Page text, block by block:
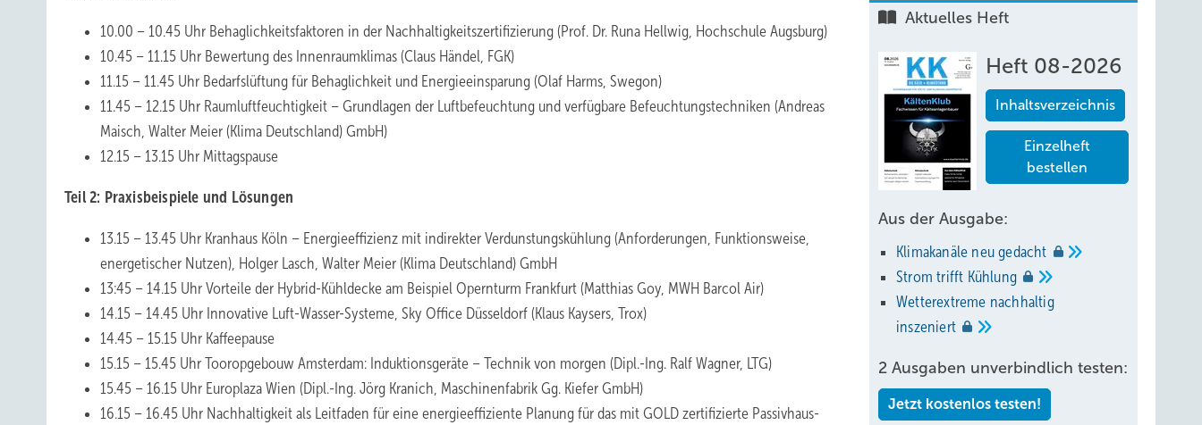
10.00 – 10.45 Uhr Behaglichkeitsfaktoren in der Nachhaltigkeitszertifizierung (Prof. Dr. Runa Hellwig, Hochschule Augsburg)
10.45 – 11.15 Uhr Bewertung des Innenraumklimas (Claus Händel, FGK)
11.15 – 11.45 Uhr Bedarfslüftung für Behaglichkeit und Energieeinsparung (Olaf Harms, Swegon)
11.45 – 12.15 Uhr Raumluftfeuchtigkeit – Grundlagen der Luftbefeuchtung und verfügbare Befeuchtungstechniken (Andreas
Maisch, Walter Meier (Klima Deutschland) GmbH)
12.15 – 13.15 Uhr Mittagspause
Teil 2: Praxisbeispiele und Lösungen
13.15 – 13.45 Uhr Kranhaus Köln – Energieeffizienz mit indirekter Verdunstungskühlung (Anforderungen, Funktionsweise,
energetischer Nutzen), Holger Lasch, Walter Meier (Klima Deutschland) GmbH
13:45 – 14.15 Uhr Vorteile der Hybrid-Kühldecke am Beispiel Opernturm Frankfurt (Matthias Goy, MWH Barcol Air)
14.15 – 14.45 Uhr Innovative Luft-Wasser-Systeme, Sky Office Düsseldorf (Klaus Kaysers, Trox)
14.45 – 15.15 Uhr Kaffeepause
15.15 – 15.45 Uhr Tooropgebouw Amsterdam: Induktionsgeräte – Technik von morgen (Dipl.-Ing. Ralf Wagner, LTG)
15.45 – 16.15 Uhr Europlaza Wien (Dipl.-Ing. Jörg Kranich, Maschinenfabrik Gg. Kiefer GmbH)
16.15 – 16.45 Uhr Nachhaltigkeit als Leitfaden für eine energieeffiziente Planung für das mit GOLD zertifizierte Passivhaus-
Aktuelles Heft
Heft 08-2026
Inhaltsverzeichnis
Einzelheft
bestellen
Aus der Ausgabe:
Klimakanäle neugedacht
Strom trifft Kühlung
Wetterextreme nachhaltig
inszeniert
2 Ausgaben unverbindlich testen:
Jetzt kostenlos testen!